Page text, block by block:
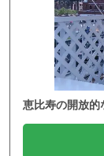
恵比寿の開放的